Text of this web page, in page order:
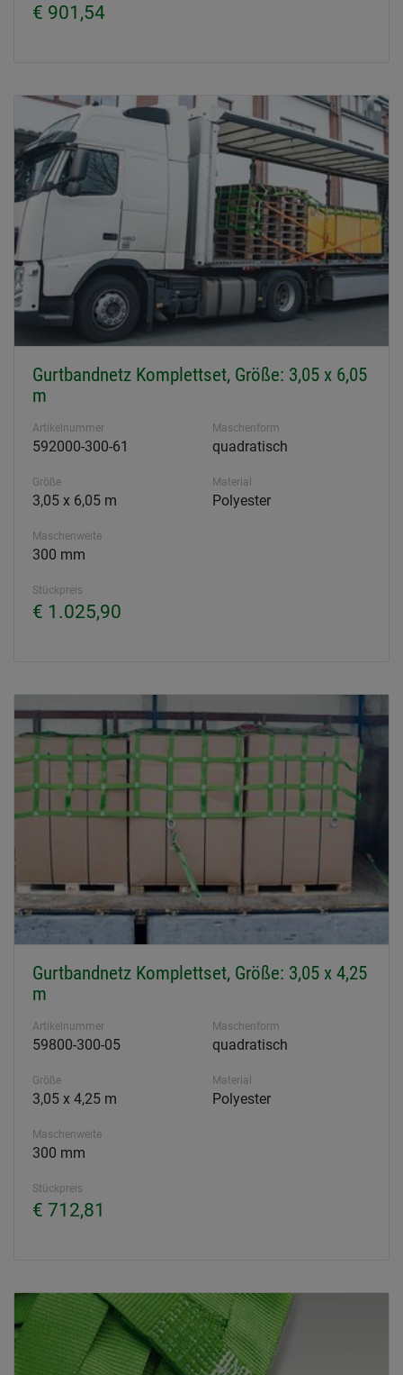
€ 901,54
Gurtbandnetz Komplettset, Größe: 3,05 x 6,05
m
Artikelnummer
592000-300-61
Maschenform
quadratisch
Größe
3,05 x 6,05 m
Material
Polyester
Maschenweite
300 mm
Stückpreis
€ 1.025,90
Gurtbandnetz Komplettset, Größe: 3,05 x 4,25
m
Artikelnummer
59800-300-05
Maschenform
quadratisch
Größe
3,05 x 4,25 m
Material
Polyester
Maschenweite
300 mm
Stückpreis
€ 712,81